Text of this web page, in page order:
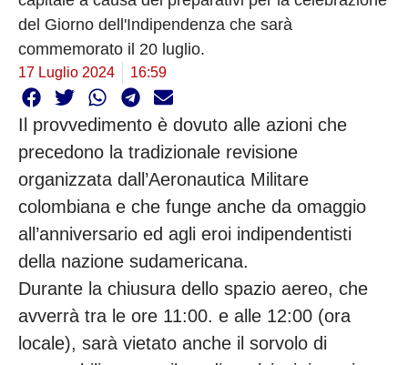
del Giorno dell'Indipendenza che sarà
commemorato il 20 luglio.
17 Luglio 2024 16:59
Il provvedimento è dovuto alle azioni che
precedono la tradizionale revisione
organizzata dall’Aeronautica Militare
colombiana e che funge anche da omaggio
all’anniversario ed agli eroi indipendentisti
della nazione sudamericana.
Durante la chiusura dello spazio aereo, che
avverrà tra le ore 11:00. e alle 12:00 (ora
locale), sarà vietato anche il sorvolo di